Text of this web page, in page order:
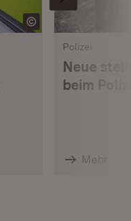
Polizei
Neue
beim
Mehr